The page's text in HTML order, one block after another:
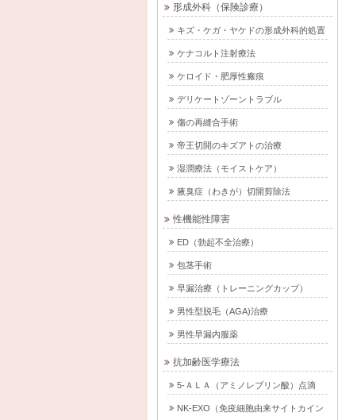
形成外科（保険診療）
キズ・ケガ・ヤケドの形成外科的処置
ケナコルト注射療法
ケロイド・肥厚性瘢痕
デリケートゾーントラブル
傷の再縫合手術
帝王切開のキズアトの治療
湿潤療法（モイストケア）
腋臭症（わきが）切開剪除法
性機能性障害
ED（勃起不全治療）
包茎手術
早漏治療（トレーニングカップ）
男性型脱毛（AGA)治療
男性早漏内服薬
抗加齢医学療法
5-ＡＬＡ（アミノレブリン酸）点滴
NK-EXO（免疫細胞由来サイトカイン